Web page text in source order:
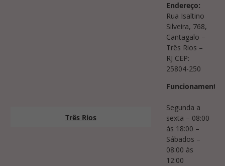
Três Rios
Endereço:
Rua Isaltino
Silveira, 768,
Cantagalo –
Três Rios –
RJ CEP:
25804-250
Funcionamento:
Segunda a
sexta – 08:00
às 18:00 –
Sábados –
08:00 às
12:00